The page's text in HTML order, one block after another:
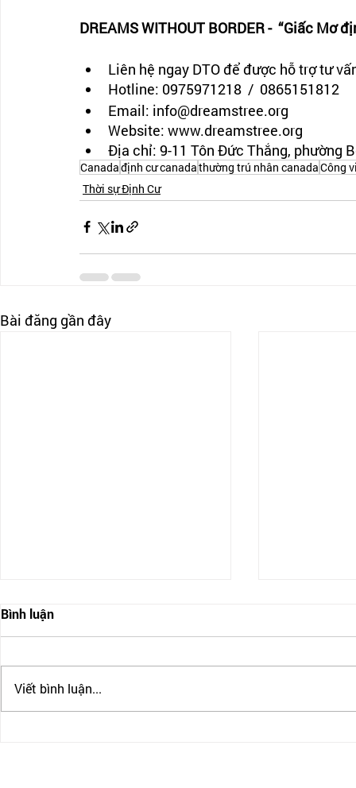
DREAMS WITHOUT BORDER -  “Giấc Mơ
Liên hệ ngay DTO để được hỗ trợ tư
Hotline: 0975971218  /  0865151812
Email: info@dreamstree.org
Website: www.dreamstree.org
Địa chỉ: 9-11 Tôn Đức Thắng, phường
Canadađịnh cư canadathường trú nhân canadaCông
Thời sự Định Cư
Bài đăng gần đây
Bình luận
Viết bình luận...